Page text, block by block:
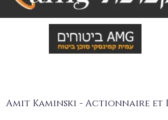
Amit Kaminski - Actionnaire et